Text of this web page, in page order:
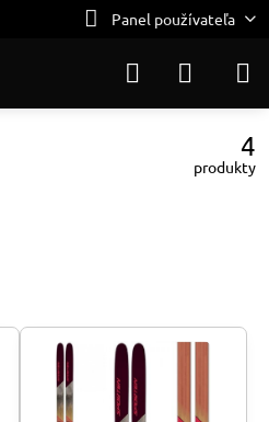
Panel používateľa
4
produkty